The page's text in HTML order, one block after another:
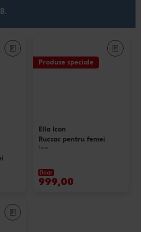
Produse speciale
Ella Icon
Rucsac pentru femei
1 buc
Doar
999,00